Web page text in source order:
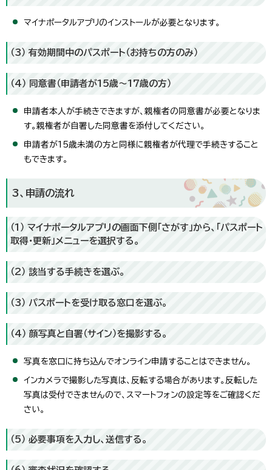
マイナポータルアプリのインストールが必要となります。
（3） 有効期間中のパスポート（お持ちの方のみ）
（4） 同意書（申請者が15歳～17歳の方）
申請者本人が手続きできますが、親権者の同意書が必要となりま
す。親権者が自署した同意書を添付してください。
申請者が15歳未満の方と同様に親権者が代理で手続きすること
もできます。
3、申請の流れ
（1） マイナポータルアプリの画面下側「さがす」から、「パスポート
取得・更新」メニューを選択する。
（2） 該当する手続きを選ぶ。
（3） パスポートを受け取る窓口を選ぶ。
（4） 顔写真と自署（サイン）を撮影する。
写真を窓口に持ち込んでオンライン申請することはできません。
インカメラで撮影した写真は、反転する場合があります。反転した
写真は受付できませんので、スマートフォンの設定等をご確認くだ
さい。
（5） 必要事項を入力し、送信する。